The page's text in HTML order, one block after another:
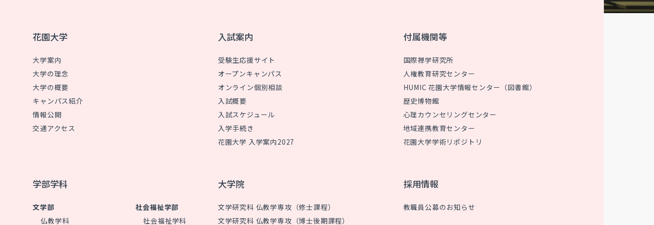
花園大学
大学案内
大学の理念
大学の概要
キャンパス紹介
情報公開
交通アクセス
入試案内
受験生応援サイト
オープンキャンパス
オンライン個別相談
入試概要
入試スケジュール
入学手続き
花園大学 入学案内2027
付属機関等
国際禅学研究所
人権教育研究センター
HUMIC 花園大学情報センター（図書館）
歴史博物館
心理カウンセリングセンター
地域連携教育センター
花園大学学術リポジトリ
学部学科
文学部
仏教学科
社会福祉学部
社会福祉学科
大学院
文学研究科 仏教学専攻（修士課程）
文学研究科 仏教学専攻（博士後期課程）
採用情報
教職員公募のお知らせ